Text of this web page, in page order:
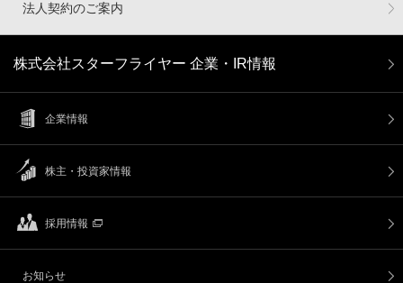
法人契約のご案内
株式会社スターフライヤー 企業・IR情報
企業情報
株主・投資家情報
採用情報
お知らせ